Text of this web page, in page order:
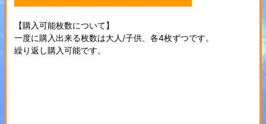
【購入可能枚数について】
一度に購入出来る枚数は大人/子供、各4枚ずつです。
繰り返し購入可能です。